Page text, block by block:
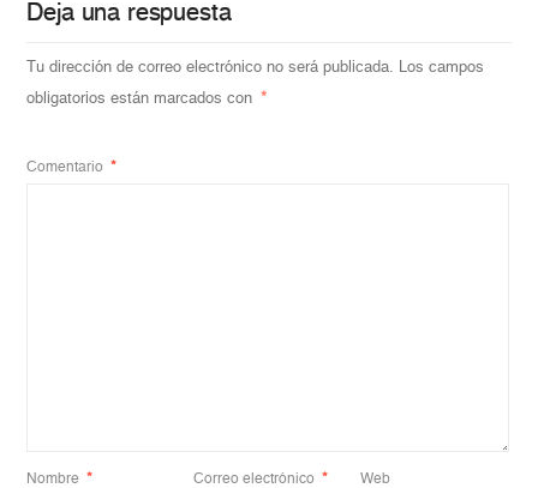
Deja una respuesta
Tu dirección de correo electrónico no será publicada. Los campos
obligatorios están marcados con *
Comentario *
Nombre * Correo electrónico * Web